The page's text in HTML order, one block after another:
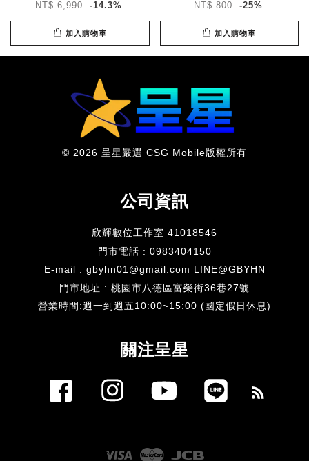
NT$ 6,990 -14.3%
加入購物車
NT$ 800 -25%
加入購物車
© 2026 呈星嚴選 CSG Mobile版權所有
公司資訊
欣輝數位工作室 41018546
門市電話 : 0983404150
E-mail : gbyhn01@gmail.com LINE@GBYHN
門市地址 : 桃園市八德區富榮街36巷27號
​營業時間:週一到週五10:00~15:00 (國定假日休息)
關注呈星
Facebook Instagram YouTube
Visa Master